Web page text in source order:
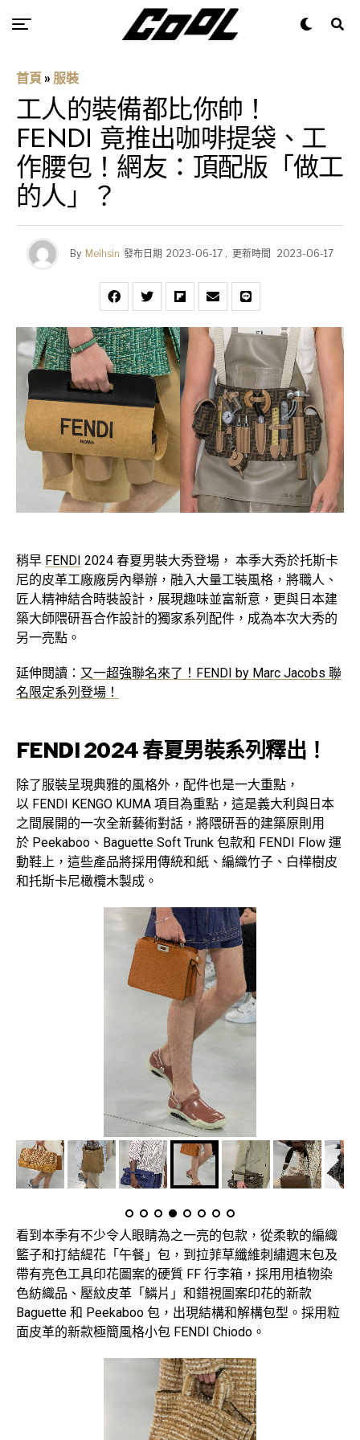
首頁 » 服裝
工人的裝備都比你帥！
FENDI 竟推出咖啡提袋、工
作腰包！網友：頂配版「做工
的人」？
By Meihsin 發布日期 2023-06-17 , 更新時間 2023-06-17
稍早 FENDI 2024 春夏男裝大秀登場， 本季大秀於托斯卡
尼的皮革工廠廠房內舉辦，融入大量工裝風格，將職人、
匠人精神結合時裝設計，展現趣味並富新意，更與日本建
築大師隈研吾合作設計的獨家系列配件，成為本次大秀的
另一亮點。
延伸閱讀： 又一超強聯名來了！FENDI by Marc Jacobs 聯
名限定系列登場！
FENDI 2024 春夏男裝系列釋出！
除了服裝呈現典雅的風格外，配件也是一大重點，
以 FENDI KENGO KUMA 項目為重點，這是義大利與日本
之間展開的一次全新藝術對話，將隈研吾的建築原則用
於 Peekaboo、Baguette Soft Trunk 包款和 FENDI Flow 運
動鞋上，這些產品將採用傳統和紙、編織竹子、白樺樹皮
和托斯卡尼橄欖木製成。
看到本季有不少令人眼睛為之一亮的包款，從柔軟的編織
籃子和打結緹花「午餐」包，到拉菲草纖維刺繡週末包及
帶有亮色工具印花圖案的硬質 FF 行李箱，採用用植物染
色紡織品、壓紋皮革「鱗片」和錯視圖案印花的新款
Baguette 和 Peekaboo 包，出現結構和解構包型。採用粒
面皮革的新款極簡風格小包 FENDI Chiodo。